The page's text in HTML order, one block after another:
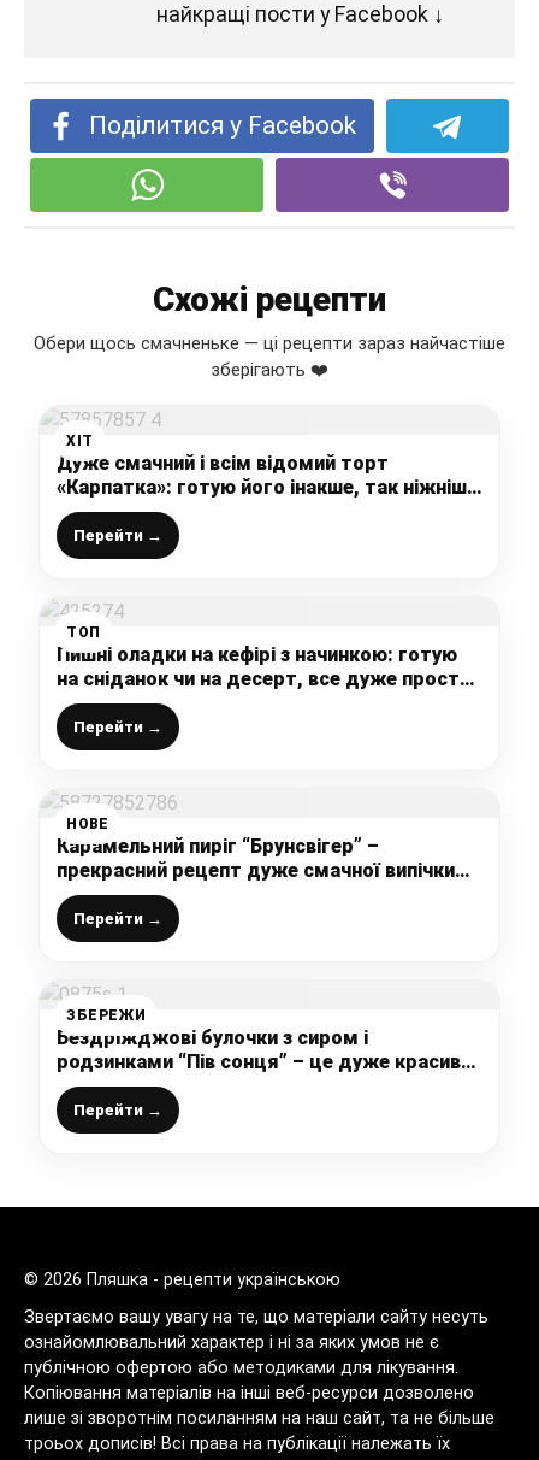
найкращі пости у Facebook ↓
Поділитися у Facebook
Схожі рецепти
Обери щось смачненьке — ці рецепти зараз найчастіше
зберігають ❤️
ХІТ
Дуже смачний і всім відомий торт
«Карпатка»: готую його інакше, так ніжніше
та смачніше виходить, ділюсь класним
рецептом
Перейти →
ТОП
Пишні оладки на кефірі з начинкою: готую
на сніданок чи на десерт, все дуже просто і
швидко
Перейти →
НОВЕ
Карамельний пиріг “Брунсвігер” –
прекрасний рецепт дуже смачної випічки
від української господині
Перейти →
ЗБЕРЕЖИ
Бездріжджові булочки з сиром і
родзинками “Пів сонця” – це дуже красива,
оригінальна і неймовірно смачна випічка до
чаю, яка сподобається всім
Перейти →
© 2026 Пляшка - рецепти українською
Звертаємо вашу увагу на те, що матеріали сайту несуть
ознайомлювальний характер і ні за яких умов не є
публічною офертою або методиками для лікування.
Копіювання матеріалів на інші веб-ресурси дозволено
лише зі зворотнім посиланням на наш сайт, та не більше
троьох дописів! Всі права на публікації належать їх